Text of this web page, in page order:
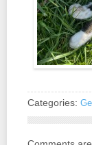
Categories: